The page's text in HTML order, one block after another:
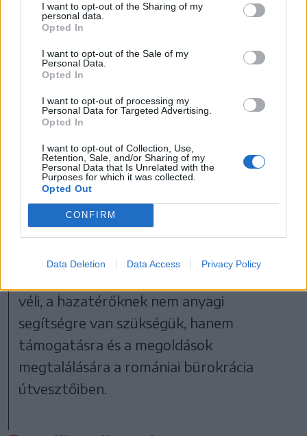
I want to opt-out of the Sharing of my
personal data.
Opted In
I want to opt-out of the Sale of my
Personal Data.
Opted In
I want to opt-out of processing my
Personal Data for Targeted Advertising.
Opted In
I want to opt-out of Collection, Use,
Retention, Sale, and/or Sharing of my
Personal Data that Is Unrelated with the
Purposes for which it was collected.
Opted Out
CONFIRM
Data Deletion Data Access Privacy Policy
FOTÓ: HAÁZ VINCE
A program nagy előnye, hogy támogatják
egymást az önkormányzatok abban, hogy
azok, akik találtak már megoldást egy
hazatelepedési problémára, tanácsot
adjanak azoknak, akik ezután
szembesülnek vele – hangsúlyozta
véli, a hazatérőknek nem anyagi
segítségre van szükségük, hanem
támogatásra és a megoldások
megtalálására a romániai bürokrácia
útvesztőiben.